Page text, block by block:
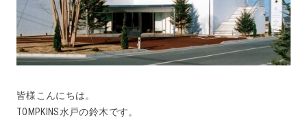
皆様こんにちは。
TOMPKINS水戸の鈴木です。